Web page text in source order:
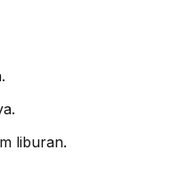
liburan.